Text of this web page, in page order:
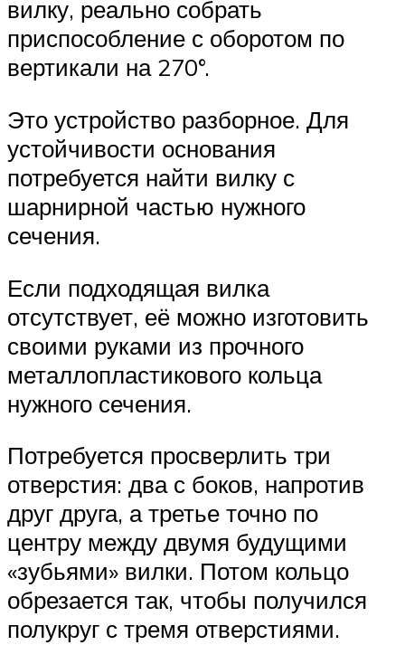
вилку, реально собрать
приспособление с оборотом по
вертикали на 270°.
Это устройство разборное. Для
устойчивости основания
потребуется найти вилку с
шарнирной частью нужного
сечения.
Если подходящая вилка
отсутствует, её можно изготовить
своими руками из прочного
металлопластикового кольца
нужного сечения.
Потребуется просверлить три
отверстия: два с боков, напротив
друг друга, а третье точно по
центру между двумя будущими
«зубьями» вилки. Потом кольцо
обрезается так, чтобы получился
полукруг с тремя отверстиями.